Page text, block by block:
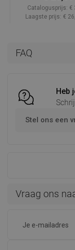
FAQ
Heb
Stel ons een
Vraag ons
Catalogusprijs: €
Laagste prijs: €